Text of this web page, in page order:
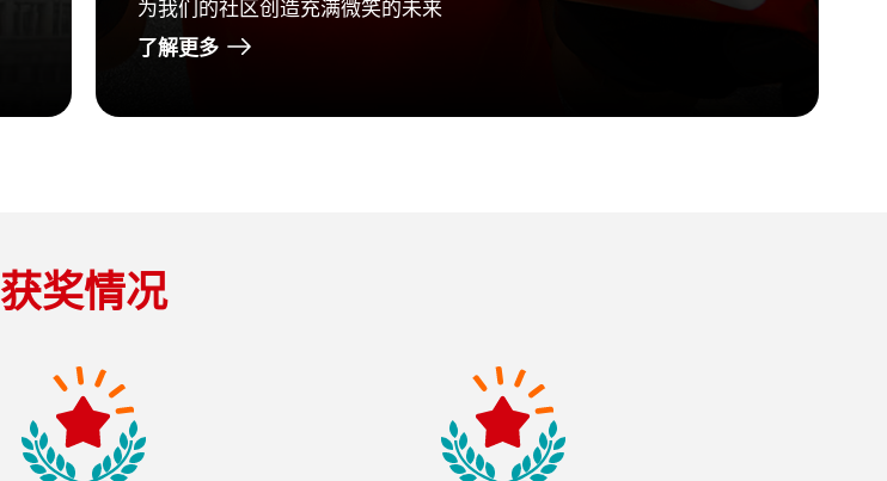
为我们的社区创造充满微笑的未来
了解更多
获奖情况